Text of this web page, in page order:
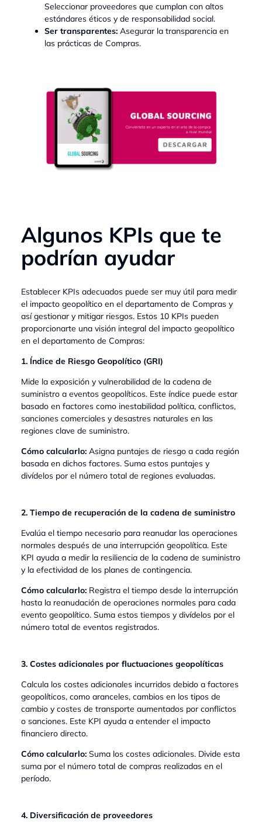
Seleccionar proveedores que cumplan con altos
estándares éticos y de responsabilidad social.
Ser transparentes: Asegurar la transparencia en
las prácticas de Compras.
Algunos KPIs que te
podrían ayudar
Establecer KPIs adecuados puede ser muy útil para medir
el impacto geopolítico en el departamento de Compras y
así gestionar y mitigar riesgos. Estos 10 KPIs pueden
proporcionarte una visión integral del impacto geopolítico
en el departamento de Compras:
1. Índice de Riesgo Geopolítico (GRI)
Mide la exposición y vulnerabilidad de la cadena de
suministro a eventos geopolíticos. Este índice puede estar
basado en factores como inestabilidad política, conflictos,
sanciones comerciales y desastres naturales en las
regiones clave de suministro.
Cómo calcularlo: Asigna puntajes de riesgo a cada región
basada en dichos factores. Suma estos puntajes y
divídelos por el número total de regiones evaluadas.
2. Tiempo de recuperación de la cadena de suministro
Evalúa el tiempo necesario para reanudar las operaciones
normales después de una interrupción geopolítica. Este
KPI ayuda a medir la resiliencia de la cadena de suministro
y la efectividad de los planes de contingencia.
Cómo calcularlo: Registra el tiempo desde la interrupción
hasta la reanudación de operaciones normales para cada
evento geopolítico. Suma estos tiempos y divídelos por el
número total de eventos registrados.
3. Costes adicionales por fluctuaciones geopolíticas
Calcula los costes adicionales incurridos debido a factores
geopolíticos, como aranceles, cambios en los tipos de
cambio y costes de transporte aumentados por conflictos
o sanciones. Este KPI ayuda a entender el impacto
financiero directo.
Cómo calcularlo: Suma los costes adicionales. Divide esta
suma por el número total de compras realizadas en el
período.
4. Diversificación de proveedores